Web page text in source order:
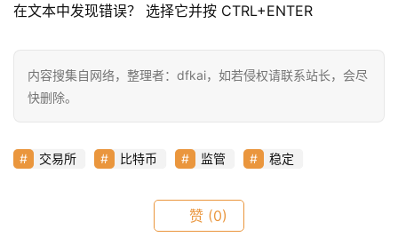
数
常
具
在文本中发现错误？ 选择它并按 CTRL+ENTER
内容搜集自网络，整理者：dfkai，如若侵权请联系站长，会尽
快删除。
交易所 比特币 监管 稳定
赞 (0)